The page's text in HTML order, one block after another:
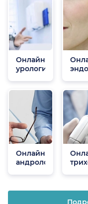
Онлайн
урологи
Онлайн
андрологи